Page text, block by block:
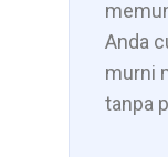
Anda
murni
tanpa